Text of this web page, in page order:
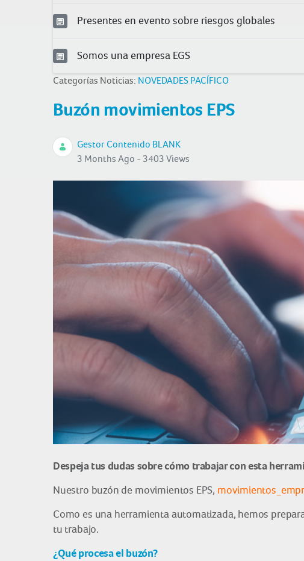
Presentes en evento sobre riesgos globales
Somos una empresa EGS
Categorías Noticias: NOVEDADES PACÍFICO
Buzón movimientos EPS
Gestor Contenido BLANK
3 Months Ago - 3403 Views
Despeja tus dudas sobre cómo trabajar con esta
Nuestro buzón de movimientos EPS,
Como es una herramienta automatizada, hemos
tu trabajo.
¿Qué procesa el buzón?